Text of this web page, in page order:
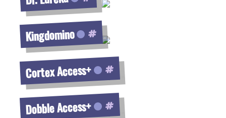
Kingdomino
Cortex Access+
Dobble Access+
Voir la fiche
Voir la fiche
Voir la fiche